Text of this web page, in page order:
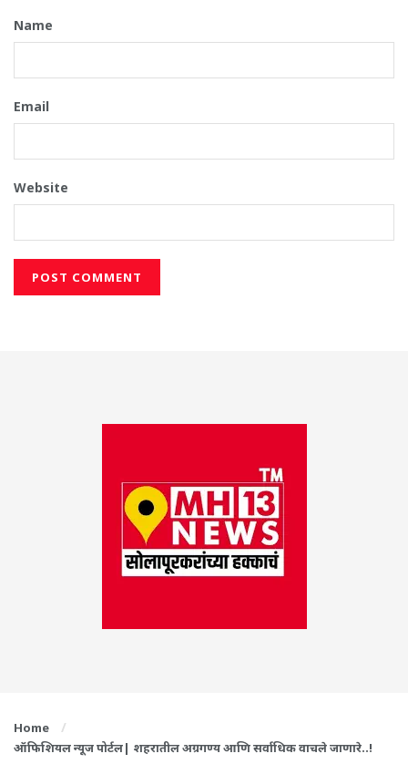
Name
Email
Website
Home
ऑफिशियल न्यूज पोर्टल| शहरातील अग्रगण्य आणि सर्वाधिक वाचले जाणारे..!